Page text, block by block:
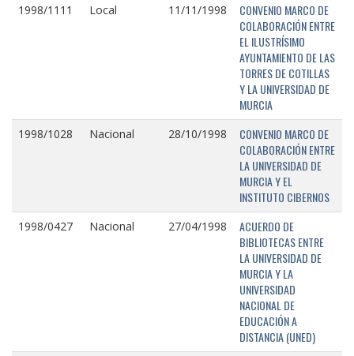
1998/1111 Local 11/11/1998
CONVENIO MARCO DE
COLABORACIÓN ENTRE
EL ILUSTRÍSIMO
AYUNTAMIENTO DE LAS
TORRES DE COTILLAS
Y LA UNIVERSIDAD DE
MURCIA
1998/1028 Nacional 28/10/1998
CONVENIO MARCO DE
COLABORACIÓN ENTRE
LA UNIVERSIDAD DE
MURCIA Y EL
INSTITUTO CIBERNOS
1998/0427 Nacional 27/04/1998
ACUERDO DE
BIBLIOTECAS ENTRE
LA UNIVERSIDAD DE
MURCIA Y LA
UNIVERSIDAD
NACIONAL DE
EDUCACIÓN A
DISTANCIA (UNED)